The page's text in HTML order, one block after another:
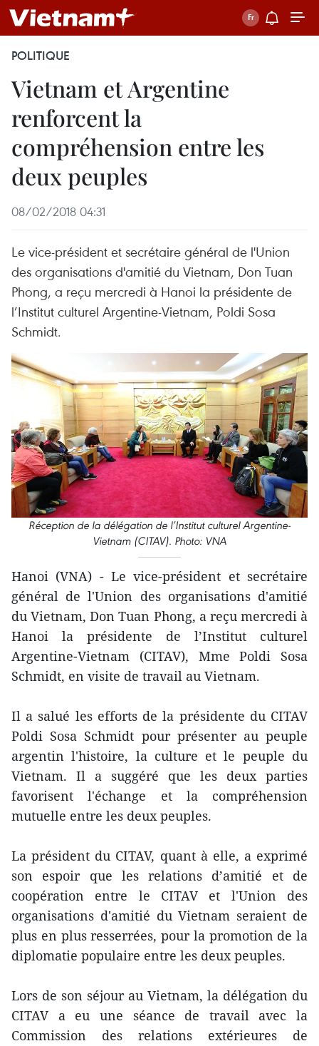
POLITIQUE
Vietnam et Argentine
renforcent la
compréhension entre les
deux peuples
08/02/2018 04:31
Le vice-président et secrétaire général de l'Union
des organisations d'amitié du Vietnam, Don Tuan
Phong, a reçu mercredi à Hanoi la présidente de
l’Institut culturel Argentine-Vietnam, Poldi Sosa
Schmidt.
Réception de la délégation de l’InstitutculturelArgentine-
Vietnam (CITAV). Photo: VNA
Hanoi (VNA) - Le vice-président et secrétaire
général de l'Union des organisations d'amitié
du Vietnam, Don Tuan Phong, a reçu mercredi à
Hanoi la présidente de l’Institut culturel
Argentine-Vietnam (CITAV), Mme Poldi Sosa
Schmidt, en visite de travail au Vietnam.
​Il a salué les efforts de la présidente du CITAV
Poldi Sosa Schmidt pour présenter au peuple
argentin l'histoire, la culture et le peuple du
Vietnam. Il a suggéré que les deux parties
favorisent l'échange et la compréhension
mutuelle entre les deux peuples.
La président du CITAV, quant à elle, a exprimé
son espoir que les relations d’amitié et de
coopération entre ​le CITAV et l'Union des
organisations d'amitié du Vietnam ser​aient de
plus en plus ​resserrées, ​pour la promotion de la
diplomatie populaire entre les deux peuples.
Lors de son séjour au Vietnam, la délégation du
CITAV a eu une séance de travail avec la
Commission des relations extérieures de